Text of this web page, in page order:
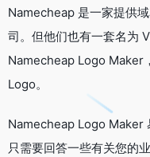
Namecheap 是一家提供
司。但他们也有一套名为
Namecheap Logo Maker
Logo。
Namecheap Logo Maker
只需要回答一些有关您的